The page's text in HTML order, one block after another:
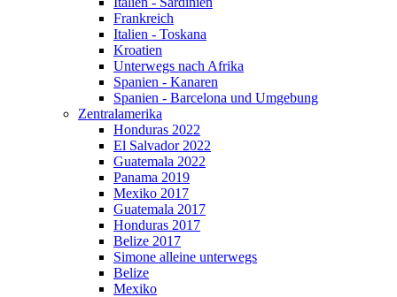
Frankreich
Italien - Toskana
Kroatien
Unterwegs nach Afrika
Spanien - Kanaren
Spanien - Barcelona und Umgebung
Zentralamerika
Honduras 2022
El Salvador 2022
Guatemala 2022
Panama 2019
Mexiko 2017
Guatemala 2017
Honduras 2017
Belize 2017
Simone alleine unterwegs
Belize
Mexiko